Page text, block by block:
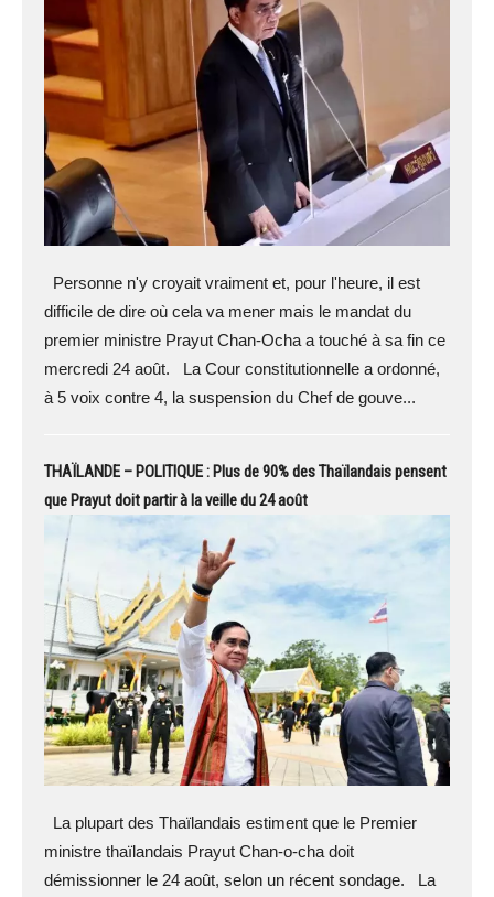
Personne n'y croyait vraiment et, pour l'heure, il est
difficile de dire où cela va mener mais le mandat du
premier ministre Prayut Chan-Ocha a touché à sa fin ce
mercredi 24 août. La Cour constitutionnelle a ordonné,
à 5 voix contre 4, la suspension du Chef de gouve...
THAÏLANDE – POLITIQUE : Plus de 90% des Thaïlandais pensent
que Prayut doit partir à la veille du 24 août
La plupart des Thaïlandais estiment que le Premier
ministre thaïlandais Prayut Chan-o-cha doit
démissionner le 24 août, selon un récent sondage. La